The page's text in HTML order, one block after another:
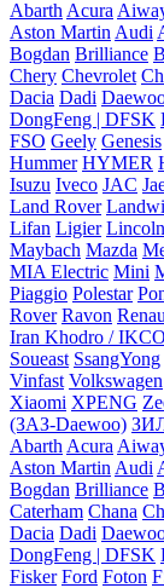
Abarth Acura
Aston Martin Audi
Bogdan Brilliance
Chery Chevrolet
Dacia Dadi
DongFeng | DFSK
FSO Geely Genesis
Hummer HYMER
Isuzu Iveco JAC
Land Rover
Lifan Ligier Lincoln
Maybach Mazda
MIA Electric Mini
Piaggio Polestar
Rover Ravon
Iran Khodro / IKCO
Soueast SsangYong
Vinfast Volkswagen
Xiaomi XPENG
(ЗАЗ-Daewoo)
Abarth Acura
Aston Martin Audi
Bogdan Brilliance
Caterham Chana
Dacia Dadi
DongFeng | DFSK
Fisker Ford Foton